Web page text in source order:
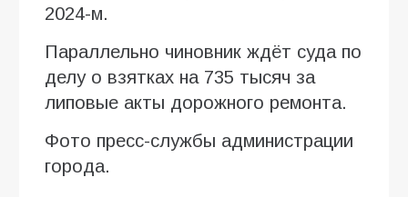
2024-м.
Параллельно чиновник ждёт суда по
делу о взятках на 735 тысяч за
липовые акты дорожного ремонта.
Фото пресс-службы администрации
города.